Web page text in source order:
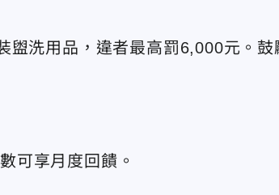
盥洗用品，違者最高罰6,000元。
可享月度回饋。